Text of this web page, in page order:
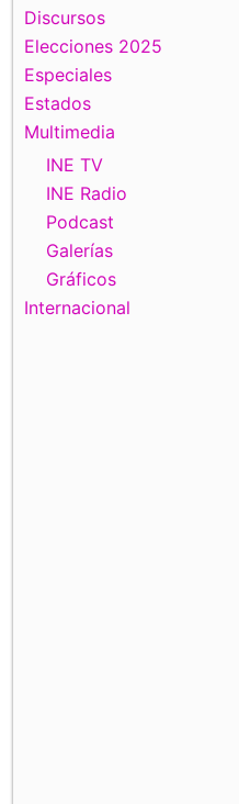
Discursos
Elecciones 2025
Especiales
Estados
Multimedia
INE TV
INE Radio
Podcast
Galerías
Gráficos
Internacional